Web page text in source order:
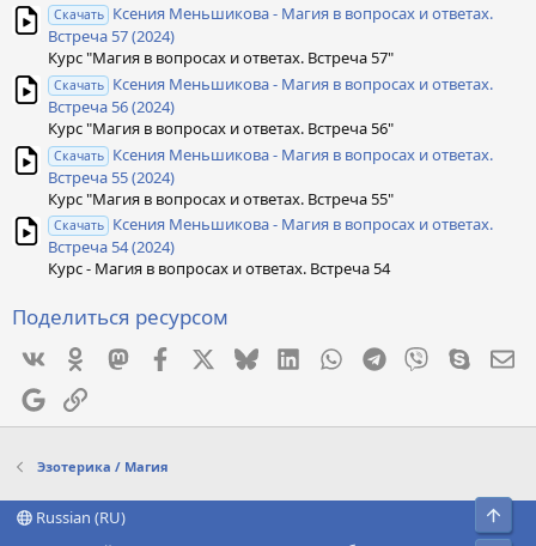
Скачать Ксения Меньшикова - Магия в вопросах и ответах.
Встреча 57 (2024)
Курс "Магия в вопросах и ответах. Встреча 57"
Скачать Ксения Меньшикова - Магия в вопросах и ответах.
Встреча 56 (2024)
Курс "Магия в вопросах и ответах. Встреча 56"
Скачать Ксения Меньшикова - Магия в вопросах и ответах.
Встреча 55 (2024)
Курс "Магия в вопросах и ответах. Встреча 55"
Скачать Ксения Меньшикова - Магия в вопросах и ответах.
Встреча 54 (2024)
Курс - Магия в вопросах и ответах. Встреча 54
Поделиться ресурсом
VkontakteOdnoklassniki
MastodonFacebook BlueskyLinkedInWhatsApp
Telegram
Viber Skype
GoogleСсылка
Эзотерика / Магия
Russian (RU)